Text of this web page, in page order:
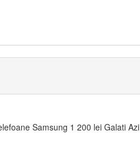
Samsung 1 200 lei Galati Azi